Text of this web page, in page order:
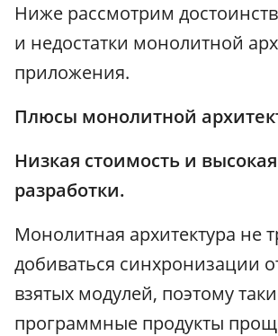
Ниже рассмотрим
и недостатки монолитной
приложения.
Плюсы монолитной
Низкая стоимость и
разработки.
Монолитная архитектура не
добиваться синхронизации
взятых модулей, поэтому
программные продукты